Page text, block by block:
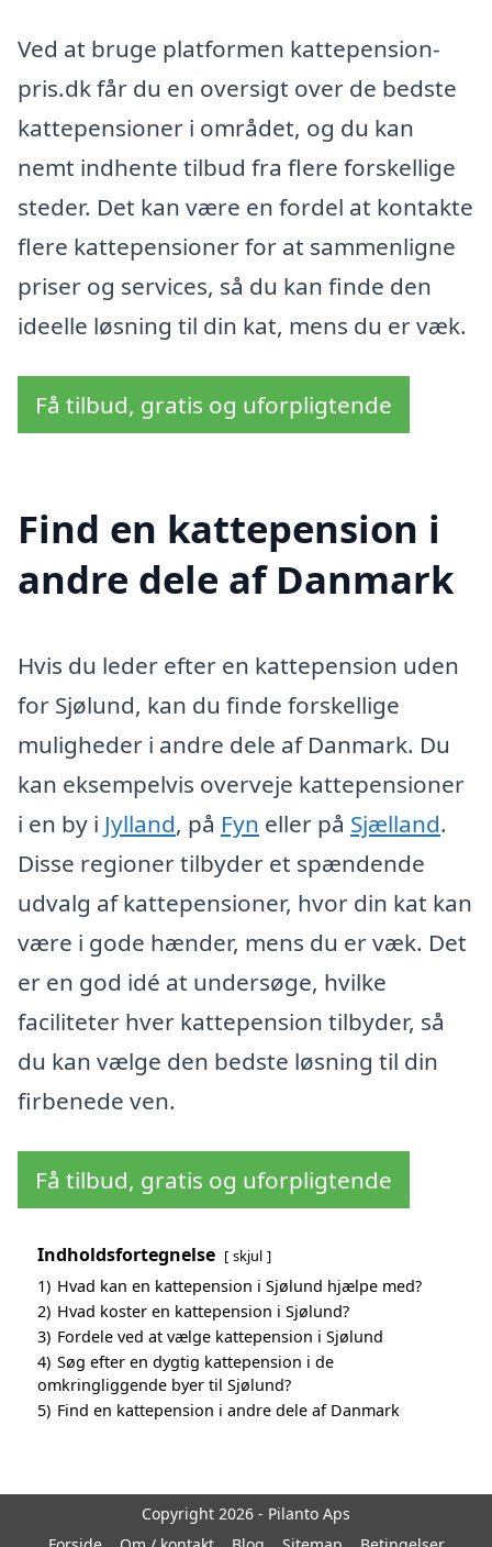
Ved at bruge platformen kattepension-
pris.dk får du en oversigt over de bedste
kattepensioner i området, og du kan
nemt indhente tilbud fra flere forskellige
steder. Det kan være en fordel at kontakte
flere kattepensioner for at sammenligne
priser og services, så du kan finde den
ideelle løsning til din kat, mens du er væk.
Få tilbud, gratis og uforpligtende
Find en kattepension i
andre dele af Danmark
Hvis du leder efter en kattepension uden
for Sjølund, kan du finde forskellige
muligheder i andre dele af Danmark. Du
kan eksempelvis overveje kattepensioner
i en by i Jylland, på Fyn eller på Sjælland.
Disse regioner tilbyder et spændende
udvalg af kattepensioner, hvor din kat kan
være i gode hænder, mens du er væk. Det
er en god idé at undersøge, hvilke
faciliteter hver kattepension tilbyder, så
du kan vælge den bedste løsning til din
firbenede ven.
Få tilbud, gratis og uforpligtende
Indholdsfortegnelse skjul
1) Hvad kan en kattepension i Sjølund hjælpe med?
2) Hvad koster en kattepension i Sjølund?
3) Fordele ved at vælge kattepension i Sjølund
4) Søg efter en dygtig kattepension i de
omkringliggende byer til Sjølund?
5) Find en kattepension i andre dele af Danmark
Copyright 2026 - Pilanto Aps